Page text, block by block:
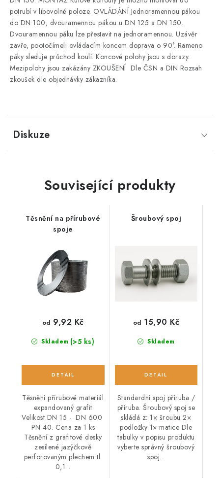
potrubí v libovolné poloze. OVLÁDÁNÍ Jednoramennou pákou
do DN 100, dvouramennou pákou u DN 125 a DN 150.
Dvouramennou páku lze přestavit na jednoramennou. Uzávěr
zavře, pootočímeli ovládacím koncem doprava o 90°. Rameno
páky sleduje průchod koulí. Koncové polohy jsou s dorazy.
Mezipolohy jsou zakázány ZKOUŠENÍ Dle ČSN a DIN Rozsah
zkoušek dle objednávky zákazníka.
Diskuze
Související produkty
Těsnění na přírubové
spoje
Skladem (>5 ks)
od 9,92 Kč
Těsnění přírubové materiál
expandovaný grafit
Velikost DN 15 - DN 600
PN 40. Cena za 1 ks
Těsnění z grafitové desky
zesílené jazýčkově
perforovaným plechem tl.
0,1...
Šroubový spoj
Skladem
od 15,90 Kč
Standardní spoj příruba /
příruba. Šroubový spoj se
skládá z: 1× šroubu 2×
podložky 1× matice Dle
tabulky v popisu produktu
vyberte správný šroubový
spoj...